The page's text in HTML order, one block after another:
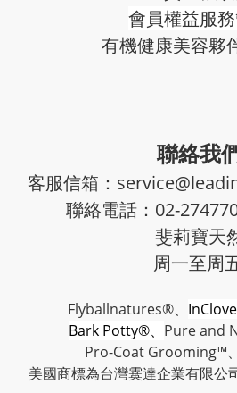
會員權益服
有機健康美容夥
聯絡我
客服信箱：
聯絡電話：02-
斐莉寶天然
周一至周五
Flyballnatures®、
Bark Potty®、 Pure and
Pro-Coat Grooming™、
美國商標為台灣霙達企業有限公